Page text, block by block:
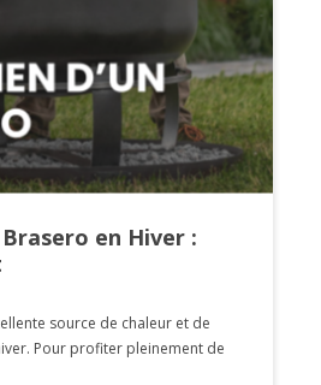
en Hiver :
source de chaleur et de
Pour profiter pleinement de